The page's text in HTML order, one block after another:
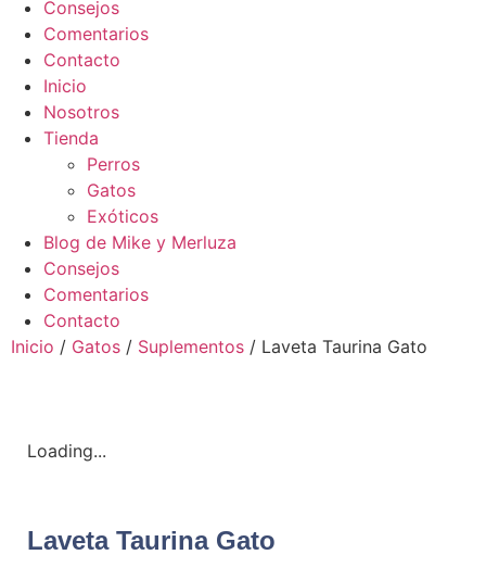
Consejos
Comentarios
Contacto
Inicio
Nosotros
Tienda
Perros
Gatos
Exóticos
Blog de Mike y Merluza
Consejos
Comentarios
Contacto
Inicio / Gatos / Suplementos / Laveta Taurina Gato
Loading...
Laveta Taurina Gato